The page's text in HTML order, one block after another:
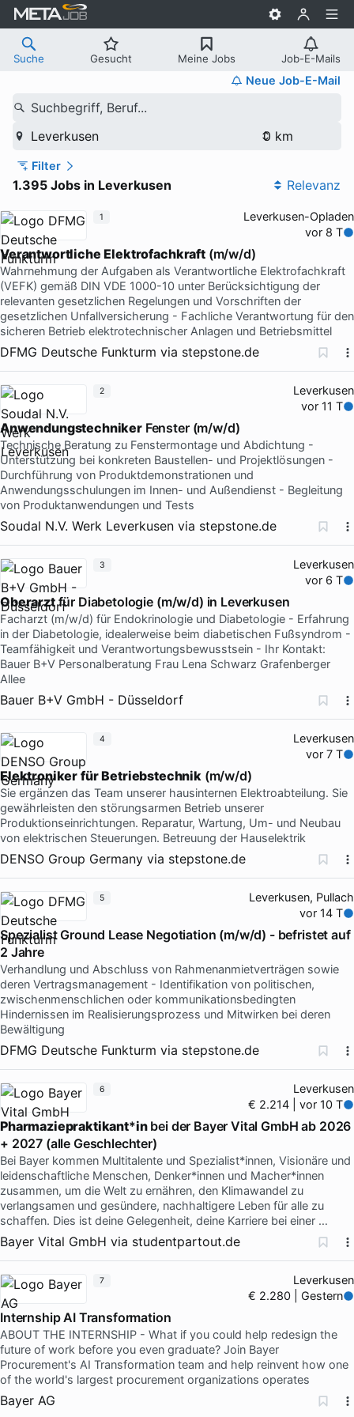
Suche Gesucht Meine Jobs Job-E-Mails
Neue Job-E-Mail
Suchbegriff, Beruf...
Leverkusen
Filter
1.395 Jobs in Leverkusen Relevanz
Leverkusen-Opladen
vor 8 T
Verantwortliche Elektrofachkraft(m/w/d)
Wahrnehmung der Aufgaben als Verantwortliche Elektrofachkraft
(VEFK) gemäß DIN VDE 1000-10 unter Berücksichtigung der
relevanten gesetzlichen Regelungen und Vorschriften der
gesetzlichen Unfallversicherung - Fachliche Verantwortung für den
sicheren Betrieb elektrotechnischer Anlagen und Betriebsmittel
DFMG Deutsche Funkturm via stepstone.de
1
Leverkusen
vor 11 T
AnwendungstechnikerFenster (m/w/d)
Technische Beratung zu Fenstermontage und Abdichtung -
Unterstützung bei konkreten Baustellen- und Projektlösungen -
Durchführung von Produktdemonstrationen und
Anwendungsschulungen im Innen- und Außendienst - Begleitung
von Produktanwendungen und Tests
Soudal N.V. Werk Leverkusen via stepstone.de
2
Leverkusen
vor 6 T
Oberarztfür Diabetologie (m/w/d) in Leverkusen
Facharzt (m/w/d) für Endokrinologie und Diabetologie - Erfahrung
in der Diabetologie, idealerweise beim diabetischen Fußsyndrom -
Teamfähigkeit und Verantwortungsbewusstsein - Ihr Kontakt:
Bauer B+V Personalberatung Frau Lena Schwarz Grafenberger
Allee
Bauer B+V GmbH - Düsseldorf
3
Leverkusen
vor 7 T
Elektroniker fürBetriebstechnik (m/w/d)
Sie ergänzen das Team unserer hausinternen Elektroabteilung. Sie
gewährleisten den störungsarmen Betrieb unserer
Produktionseinrichtungen. Reparatur, Wartung, Um- und Neubau
von elektrischen Steuerungen. Betreuung der Hauselektrik
DENSO Group Germany via stepstone.de
4
Leverkusen, Pullach
vor 14 T
Spezialist Ground Lease Negotiation (m/w/d) - befristet auf
2 Jahre
Verhandlung und Abschluss von Rahmenanmietverträgen sowie
deren Vertragsmanagement - Identifikation von politischen,
zwischenmenschlichen oder kommunikationsbedingten
Hindernissen im Realisierungsprozess und Mitwirken bei deren
Bewältigung
DFMG Deutsche Funkturm via stepstone.de
5
Leverkusen
€ 2.214 | vor 10 T
Pharmaziepraktikant*inbei der Bayer Vital GmbH ab 2026
+ 2027 (alle Geschlechter)
Bei Bayer kommen Multitalente und Spezialist*innen, Visionäre und
leidenschaftliche Menschen, Denker*innen und Macher*innen
zusammen, um die Welt zu ernähren, den Klimawandel zu
verlangsamen und gesündere, nachhaltigere Leben für alle zu
schaffen. Dies ist deine Gelegenheit, deine Karriere bei einer …
Bayer Vital GmbH via studentpartout.de
6
Leverkusen
€ 2.280 | Gestern
Internship AI Transformation
ABOUT THE INTERNSHIP - What if you could help redesign the
future of work before you even graduate? Join Bayer
Procurement's AI Transformation team and help reinvent how one
of the world's largest procurement organizations operates
Bayer AG
7